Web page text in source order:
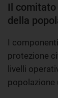
Il comitato
della
I
protezione
livelli
popolazione